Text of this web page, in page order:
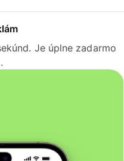
Je úplne zadarmo